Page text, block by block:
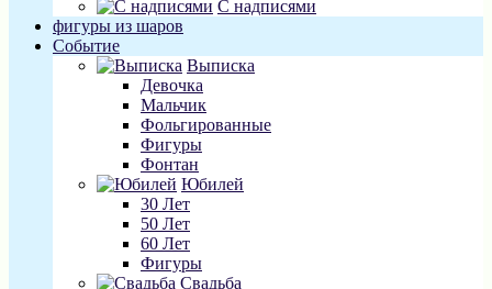
С надписями
фигуры из шаров
Событие
Выписка
Девочка
Мальчик
Фольгированные
Фигуры
Фонтан
Юбилей
30 Лет
50 Лет
60 Лет
Фигуры
Свадьба